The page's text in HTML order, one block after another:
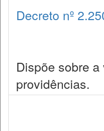
Decreto nº
Dispõe sobre
providências.